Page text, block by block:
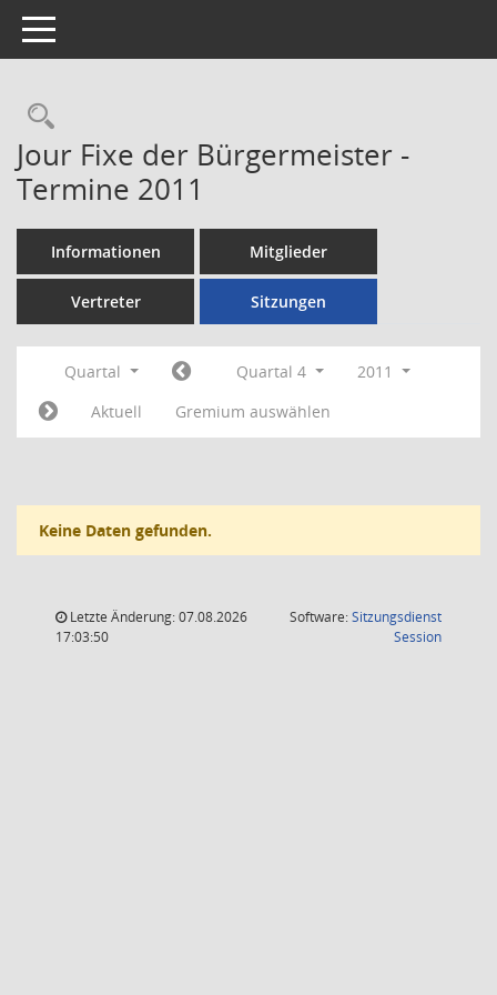
Toggle navigation
Rechercheauswahl
Jour Fixe der Bürgermeister -
Termine 2011
Informationen Mitglieder
Vertreter Sitzungen
Quartal Quartal 4
2011
Aktuell
Gremium auswählen
Keine Daten gefunden.
Letzte Änderung: 07.08.2026
17:03:50
Software:Sitzungsdienst
Session(Wird in